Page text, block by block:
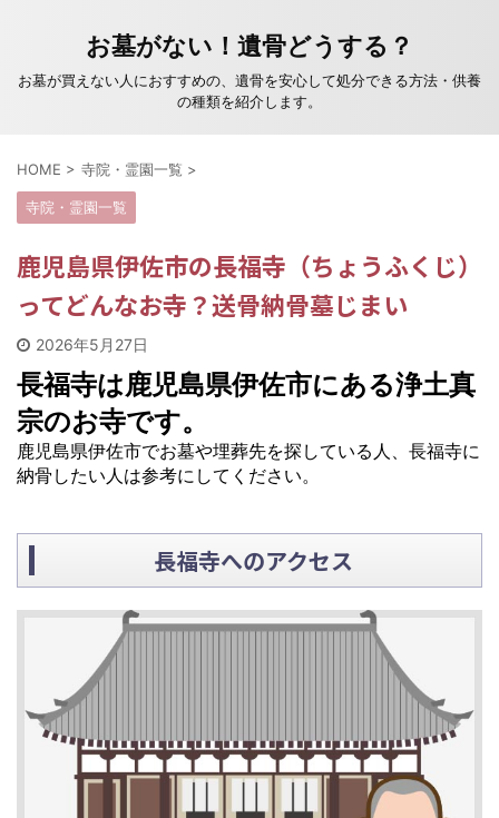
お墓がない！遺骨どうする？
お墓が買えない人におすすめの、遺骨を安心して処分できる方法・供養
の種類を紹介します。
HOME > 寺院・霊園一覧 >
寺院・霊園一覧
鹿児島県伊佐市の長福寺（ちょうふくじ）
ってどんなお寺？送骨納骨墓じまい
2026年5月27日
長福寺は鹿児島県伊佐市にある浄土真
宗のお寺です。
鹿児島県伊佐市でお墓や埋葬先を探している人、長福寺に
納骨したい人は参考にしてください。
長福寺へのアクセス